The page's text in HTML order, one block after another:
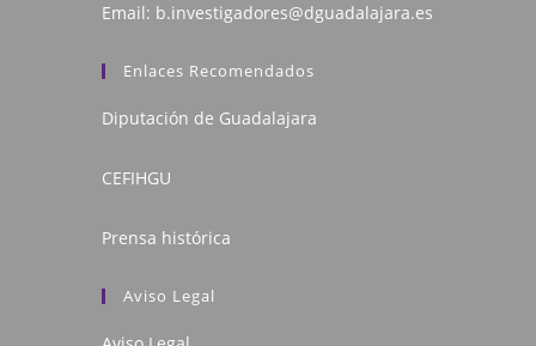
Email: b.investigadores@dguadalajara.es
Enlaces Recomendados
Diputación de Guadalajara
CEFIHGU
Prensa histórica
Aviso Legal